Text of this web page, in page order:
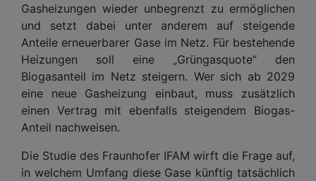
Gasheizungen wieder unbegrenzt zu ermöglichen
und setzt dabei unter anderem auf steigende
Anteile erneuerbarer Gase im Netz. Für bestehende
Heizungen soll eine „Grüngasquote“ den
Biogasanteil im Netz steigern. Wer sich ab 2029
eine neue Gasheizung einbaut, muss zusätzlich
einen Vertrag mit ebenfalls steigendem Biogas-
Anteil nachweisen.
Die Studie des Fraunhofer IFAM wirft die Frage auf,
in welchem Umfang diese Gase künftig tatsächlich